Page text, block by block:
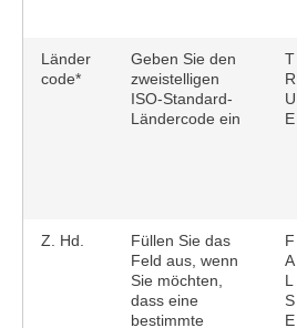
Länder
code*
Geben Sie den
zweistelligen
ISO-Standard-
Ländercode ein
T
R
U
E
Z. Hd.
Füllen Sie das
Feld aus, wenn
Sie möchten,
dass eine
bestimmte
F
A
L
S
E